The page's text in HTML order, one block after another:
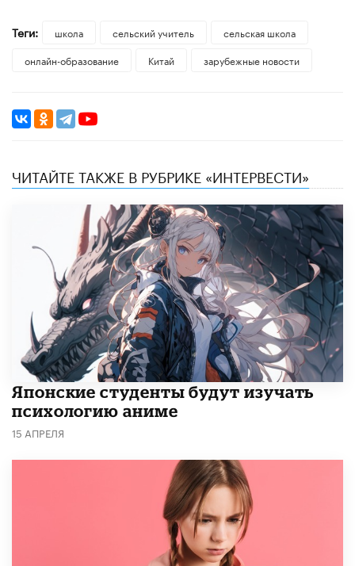
Теги: школа сельский учитель
сельская школа
онлайн-образование
Китай зарубежные новости
ЧИТАЙТЕ ТАКЖЕ В РУБРИКЕ «ИНТЕРВЕСТИ»
Японские студенты будут изучать
психологию аниме
15 АПРЕЛЯ